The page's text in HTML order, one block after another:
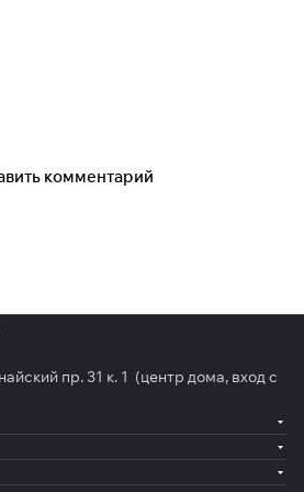
комментарий
пр. 31 к. 1 (центр дома, вход с